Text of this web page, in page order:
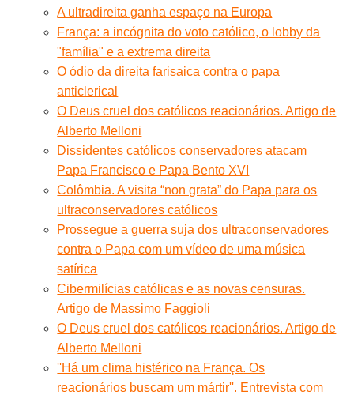
A ultradireita ganha espaço na Europa
França: a incógnita do voto católico, o lobby da
"família" e a extrema direita
O ódio da direita farisaica contra o papa
anticlerical
O Deus cruel dos católicos reacionários. Artigo de
Alberto Melloni
Dissidentes católicos conservadores atacam
Papa Francisco e Papa Bento XVI
Colômbia. A visita “non grata” do Papa para os
ultraconservadores católicos
Prossegue a guerra suja dos ultraconservadores
contra o Papa com um vídeo de uma música
satírica
Cibermilícias católicas e as novas censuras.
Artigo de Massimo Faggioli
O Deus cruel dos católicos reacionários. Artigo de
Alberto Melloni
''Há um clima histérico na França. Os
reacionários buscam um mártir''. Entrevista com